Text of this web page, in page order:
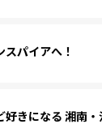
パイアへ！
好きになる 湘南